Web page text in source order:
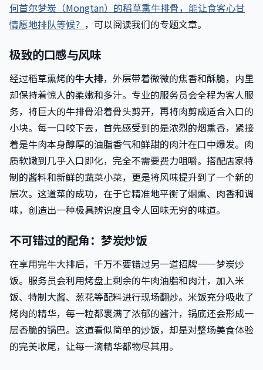
何首尔梦炭（Mongtan）的稻草熏牛排骨，能让食客心甘
情愿地排队等候？ ，可以阅读我们的专题文章。
极致的口感与风味
经过稻草熏烤的牛大排，外层带着微微的焦香和酥脆，内里
却保持着惊人的柔嫩和多汁。专业的服务员会全程为客人服
务，将巨大的牛排骨沿着骨头剪开，再将肉剪成适合入口的
小块。每一口咬下去，首先感受到的是浓烈的烟熏香，紧接
着是牛肉本身醇厚的油脂香气和鲜甜的肉汁在口中爆发。肉
质软嫩到几乎入口即化，完全不需要费力咀嚼。搭配店家特
制的酱料和新鲜的蔬菜小菜，更是将风味提升到了一个新的
层次。这道菜的成功，在于它精准地平衡了烟熏、肉香和调
味，创造出一种极具辨识度且令人回味无穷的味道。
不可错过的配角：梦炭炒饭
在享用完牛大排后，千万不要错过另一道招牌——梦炭炒
饭。服务员会利用烤盘上剩余的牛肉油脂和肉汁，加入米
饭、特制大酱、葱花等配料进行现场翻炒。米饭充分吸收了
烤肉的精华，每一粒都裹满了浓郁的酱汁，锅底还会形成一
层香脆的锅巴。这道看似简单的炒饭，却是对整场美食体验
的完美收尾，让每一滴精华都物尽其用。